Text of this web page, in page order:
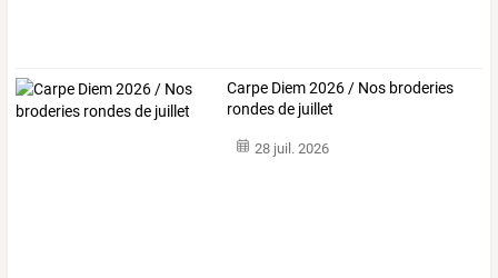
Carpe Diem 2026 / Nos broderies
rondes de juillet
28 juil. 2026